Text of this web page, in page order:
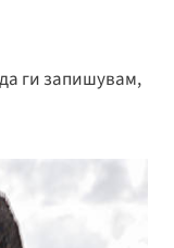
ги запишувам,